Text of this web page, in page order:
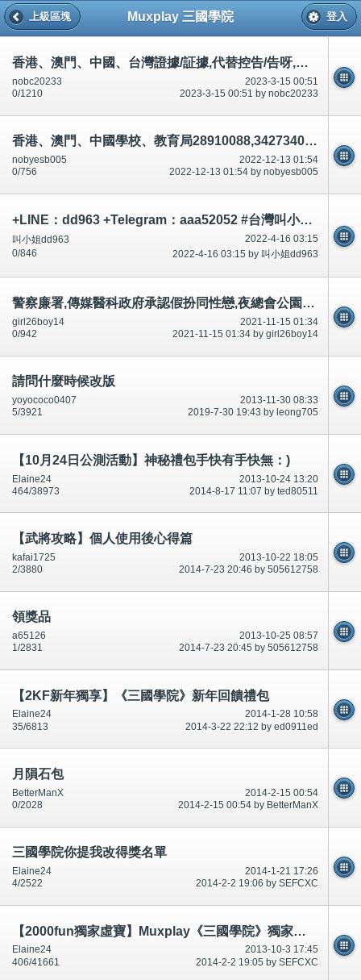
Muxplay 三國學院
上級區塊 登入
香港、澳門、中國、台灣證據/証據,代替控告/告呀,賠償索償生活.誰/那人,升職20萬,跟我無/沒關係
2023-3-15 00:51
nobc20233
2023-3-15 00:51 by nobc20233
0/1210
香港、澳門、中國學校、教育局28910088,34273401,28926270有份車禍殺人.(說話前後不一)串通,合謀,論壇/討論區有講有說
2022-12-13 01:54
nobyesb005
2022-12-13 01:54 by nobyesb005
0/756
+LINE：dd963 +Telegram：aaa52052 #台灣叫小姐 #台中叫小姐 #台北叫小姐 #高雄叫小姐 #新竹叫小姐 #台南叫小姐 #彰化叫小
2022-4-16 03:15
叫小姐dd963
2022-4-16 03:15 by 叫小姐dd963
0/846
警察廉署,傳媒醫科政府承認假扮同性戀,夜總會公園私家車,沙灘脫光裸體引誘迷惑市民,不可以豁免犯法和升職
2021-11-15 01:34
girl26boy14
2021-11-15 01:34 by girl26boy14
0/942
請問什麼時候改版
2013-11-30 08:33
yoyococo0407
2019-7-30 19:43 by leong705
5/3921
【10月24日公測活動】神秘禮包手快有手快無：)
2013-10-24 13:20
Elaine24
2014-8-17 11:07 by ted80511
464/38973
【武將攻略】個人使用後心得篇
2013-10-22 18:05
kafai1725
2014-7-23 20:46 by 505612758
2/3880
領獎品
2013-10-25 08:57
a65126
2014-7-23 20:45 by 505612758
1/2831
【2KF新年獨享】《三國學院》新年回饋禮包
2014-1-28 10:58
Elaine24
2014-3-22 22:12 by ed0911ed
35/6813
月隕石包
2014-2-15 00:54
BetterManX
2014-2-15 00:54 by BetterManX
0/2028
三國學院你提我改得獎名單
2014-1-21 17:26
Elaine24
2014-2-2 19:06 by SEFCXC
4/2522
【2000fun獨家虛寶】Muxplay《三國學院》獨家虛寶！
2013-10-3 17:45
Elaine24
2014-2-2 19:05 by SEFCXC
406/41661